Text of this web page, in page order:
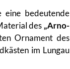
eine bedeutende
des „Arno-
Ornament des
im Lungau